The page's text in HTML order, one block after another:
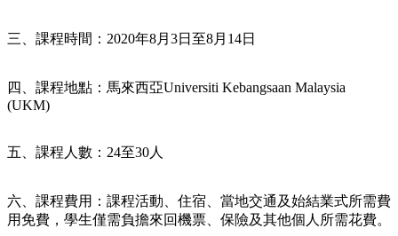
三、課程時間：2020年8月3日至8月14日
四、課程地點：馬來西亞Universiti Kebangsaan Malaysia
(UKM)
五、課程人數：24至30人
六、課程費用：課程活動、住宿、當地交通及始結業式所需費
用免費，學生僅需負擔來回機票、保險及其他個人所需花費。